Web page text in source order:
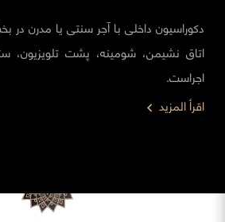
دکوراسیون داخلی با آجر سنتی یا مدرن در
اتاق نشیمن، شومینه، پشت تلویزیون،
اجراست.
اقرأ المزيد